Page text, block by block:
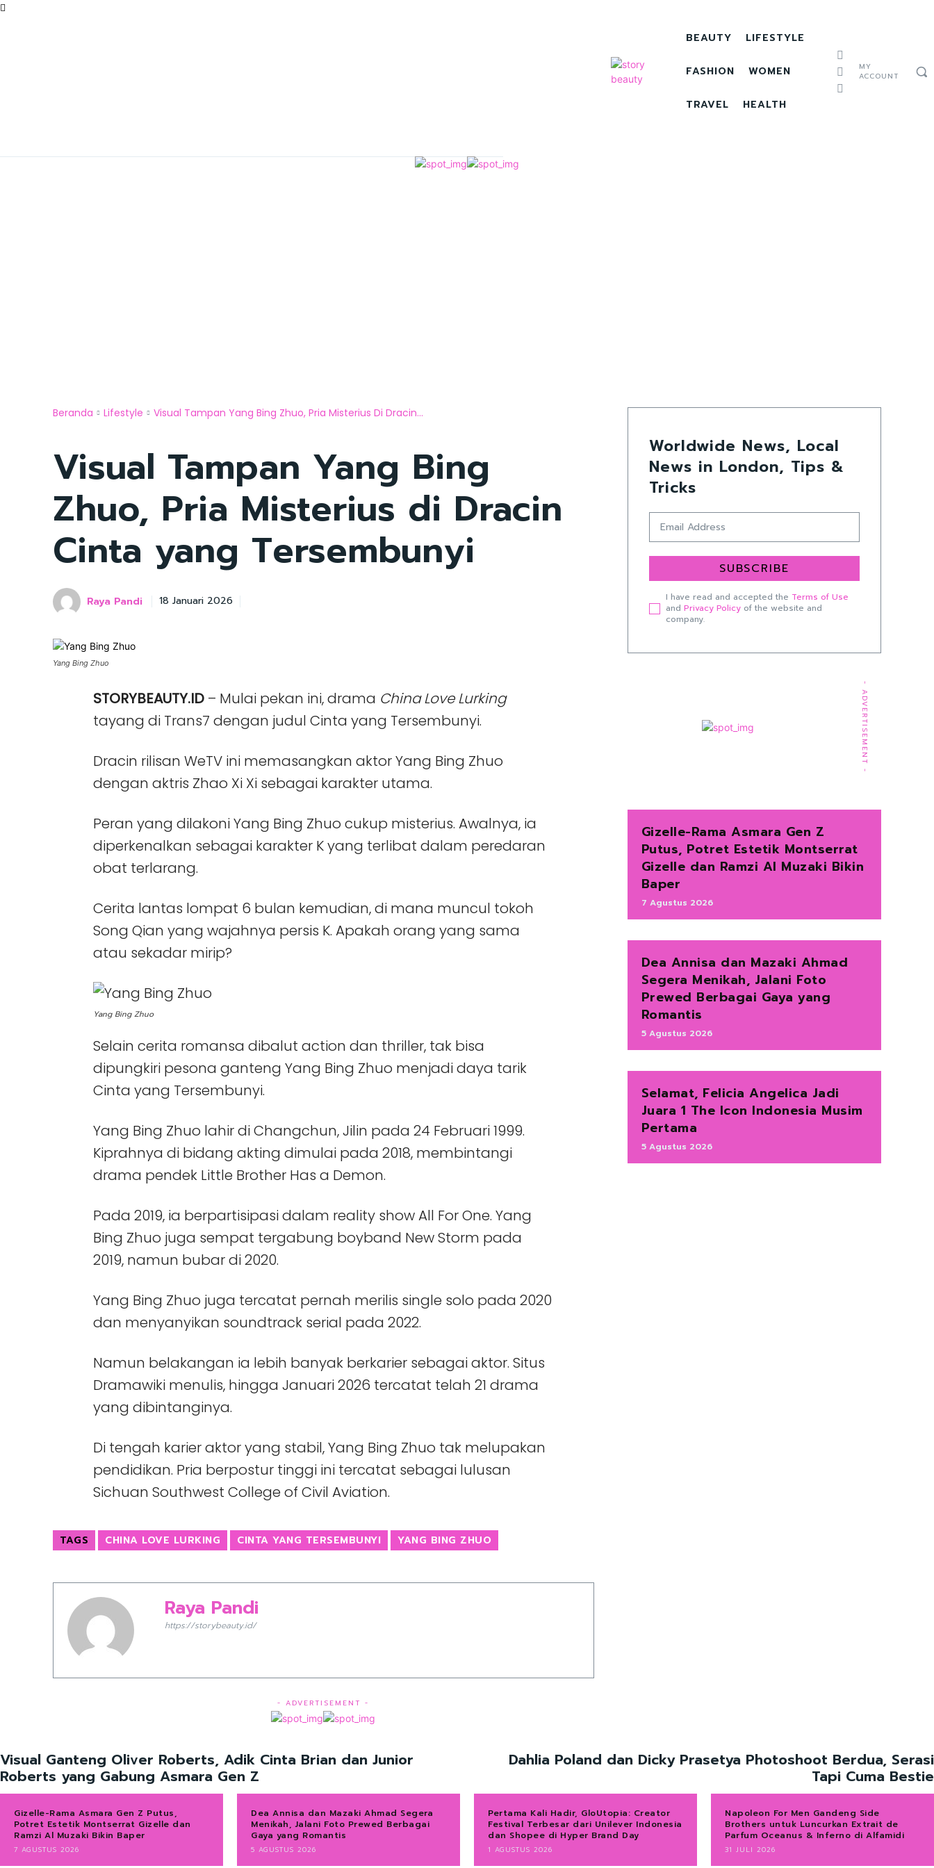
BEAUTY LIFESTYLE
FASHION WOMEN
TRAVEL HEALTH
MY
ACCOUNT
Beranda Lifestyle Visual Tampan Yang Bing Zhuo, Pria Misterius Di Dracin...
Visual Tampan Yang Bing
Zhuo, Pria Misterius di Dracin
Cinta yang Tersembunyi
Raya Pandi 18 Januari 2026
Yang Bing Zhuo
STORYBEAUTY.ID – Mulai pekan ini, drama China Love Lurking
tayang di Trans7 dengan judul Cinta yang Tersembunyi.
Dracin rilisan WeTV ini memasangkan aktor Yang Bing Zhuo
dengan aktris Zhao Xi Xi sebagai karakter utama.
Peran yang dilakoni Yang Bing Zhuo cukup misterius. Awalnya, ia
diperkenalkan sebagai karakter K yang terlibat dalam peredaran
obat terlarang.
Cerita lantas lompat 6 bulan kemudian, di mana muncul tokoh
Song Qian yang wajahnya persis K. Apakah orang yang sama
atau sekadar mirip?
Yang Bing Zhuo
Selain cerita romansa dibalut action dan thriller, tak bisa
dipungkiri pesona ganteng Yang Bing Zhuo menjadi daya tarik
Cinta yang Tersembunyi.
Yang Bing Zhuo lahir di Changchun, Jilin pada 24 Februari 1999.
Kiprahnya di bidang akting dimulai pada 2018, membintangi
drama pendek Little Brother Has a Demon.
Pada 2019, ia berpartisipasi dalam reality show All For One. Yang
Bing Zhuo juga sempat tergabung boyband New Storm pada
2019, namun bubar di 2020.
Yang Bing Zhuo juga tercatat pernah merilis single solo pada 2020
dan menyanyikan soundtrack serial pada 2022.
Namun belakangan ia lebih banyak berkarier sebagai aktor. Situs
Dramawiki menulis, hingga Januari 2026 tercatat telah 21 drama
yang dibintanginya.
Di tengah karier aktor yang stabil, Yang Bing Zhuo tak melupakan
pendidikan. Pria berpostur tinggi ini tercatat sebagai lulusan
Sichuan Southwest College of Civil Aviation.
TAGS CHINA LOVE LURKING CINTA YANG TERSEMBUNYI YANG BING ZHUO
Raya Pandi
https://storybeauty.id/
- ADVERTISEMENT -
Worldwide News, Local
News in London, Tips &
Tricks
SUBSCRIBE
I have read and accepted the Terms of Use
and Privacy Policyof the website and
company.
- ADVERTISEMENT -
Gizelle-Rama Asmara Gen Z
Putus, Potret Estetik Montserrat
Gizelle dan Ramzi Al Muzaki Bikin
Baper
7 Agustus 2026
Dea Annisa dan Mazaki Ahmad
Segera Menikah, Jalani Foto
Prewed Berbagai Gaya yang
Romantis
5 Agustus 2026
Selamat, Felicia Angelica Jadi
Juara 1 The Icon Indonesia Musim
Pertama
5 Agustus 2026
Visual Ganteng Oliver Roberts, Adik Cinta Brian dan Junior
Roberts yang Gabung Asmara Gen Z
Dahlia Poland dan Dicky Prasetya Photoshoot Berdua, Serasi
Tapi Cuma Bestie
Gizelle-Rama Asmara Gen Z Putus,
Potret Estetik Montserrat Gizelle dan
Ramzi Al Muzaki Bikin Baper
7 AGUSTUS 2026
Dea Annisa dan Mazaki Ahmad Segera
Menikah, Jalani Foto Prewed Berbagai
Gaya yang Romantis
5 AGUSTUS 2026
Pertama Kali Hadir, GloUtopia: Creator
Festival Terbesar dari Unilever Indonesia
dan Shopee di Hyper Brand Day
1 AGUSTUS 2026
Napoleon For Men Gandeng Side
Brothers untuk Luncurkan Extrait de
Parfum Oceanus & Inferno di Alfamidi
31 JULI 2026